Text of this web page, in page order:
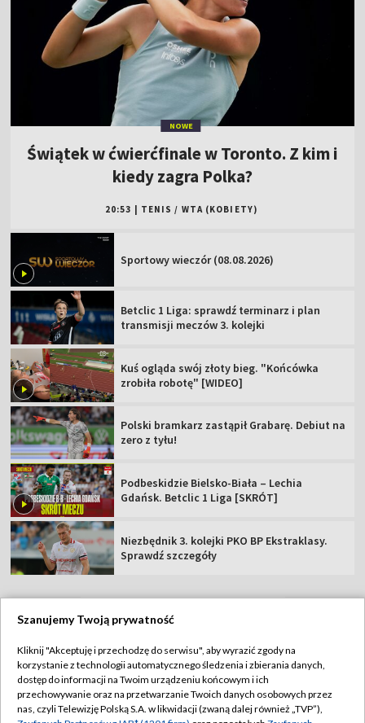
NOWE
Świątek w ćwierćfinale w Toronto. Z kim i
kiedy zagra Polka?
20:53 TENIS / WTA (KOBIETY)
Sportowy wieczór (08.08.2026)
Betclic 1 Liga: sprawdź terminarz i plan
transmisji meczów 3. kolejki
Kuś ogląda swój złoty bieg. "Końcówka
zrobiła robotę" [WIDEO]
Polski bramkarz zastąpił Grabarę. Debiut na
zero z tyłu!
Podbeskidzie Bielsko-Biała – Lechia
Gdańsk. Betclic 1 Liga [SKRÓT]
Niezbędnik 3. kolejki PKO BP Ekstraklasy.
Sprawdź szczegóły
Abonament TVP
Sklep TVP
Regulamin TVP
Polityka prywatności
Szanujemy Twoją prywatność
Kliknij "Akceptuję i przechodzę do serwisu", aby wyrazić zgody na
korzystanie z technologii automatycznego śledzenia i zbierania danych,
dostęp do informacji na Twoim urządzeniu końcowym i ich
przechowywanie oraz na przetwarzanie Twoich danych osobowych przez
nas, czyli Telewizję Polską S.A. w likwidacji (zwaną dalej również „TVP”),